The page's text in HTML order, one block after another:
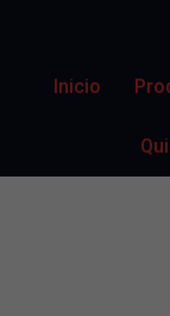
Inicio